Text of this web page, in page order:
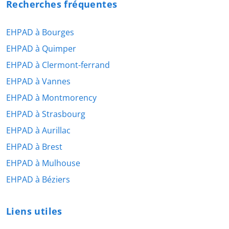
Recherches fréquentes
EHPAD à Bourges
EHPAD à Quimper
EHPAD à Clermont-ferrand
EHPAD à Vannes
EHPAD à Montmorency
EHPAD à Strasbourg
EHPAD à Aurillac
EHPAD à Brest
EHPAD à Mulhouse
EHPAD à Béziers
Liens utiles